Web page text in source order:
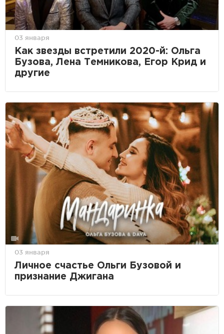
03 января
Как звезды встретили 2020-й: Ольга
Бузова, Лена Темникова, Егор Крид и
другие
03 января
Личное счастье Ольги Бузовой и
признание Джигана